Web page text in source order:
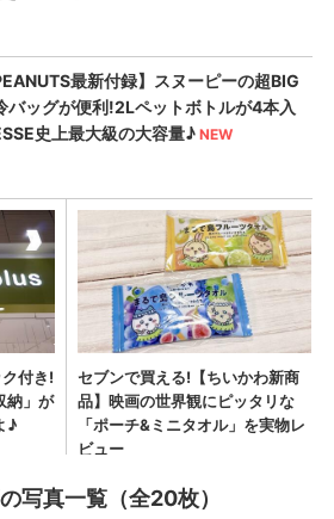
写真一覧（全20枚）